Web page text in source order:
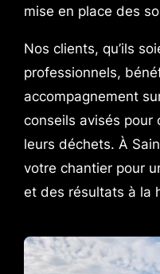
mise en place des
Nos clients, qu’ils
professionnels,
accompagnement
conseils avisés pour
leurs déchets. À
votre chantier pour
et des résultats à la